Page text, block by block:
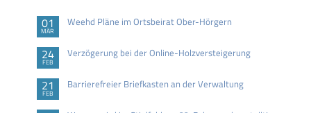
01
MÄR
Weehd Pläne im Ortsbeirat Ober-Hörgern
24
FEB
Verzögerung bei der Online-Holzversteigerung
21
FEB
Barrierefreier Briefkasten an der Verwaltung